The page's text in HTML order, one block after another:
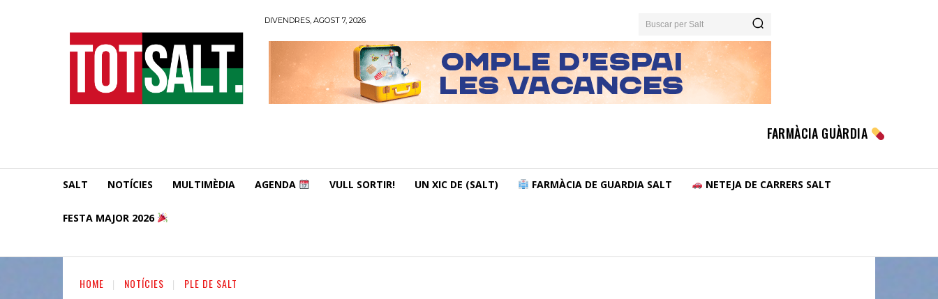
DIVENDRES, AGOST 7, 2026 Buscar per Salt
FARMÀCIA GUÀRDIA
SALT NOTÍCIES MULTIMÈDIA AGENDA VULL SORTIR! UN XIC DE (SALT) FARMÀCIA DE GUARDIA SALT NETEJA DE CARRERS SALT
FESTA MAJOR 2026
HOME NOTÍCIES PLE DE SALT